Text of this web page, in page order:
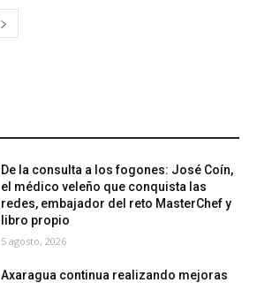
De la consulta a los fogones: José Coín,
el médico veleño que conquista las
redes, embajador del reto MasterChef y
libro propio
5 agosto, 2026
Axaragua continua realizando mejoras